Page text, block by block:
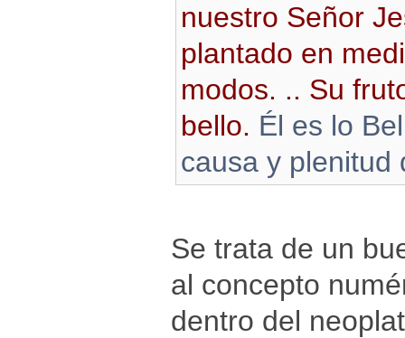
nuestro Señor
plantado en
modos. .. Su
bello. Él es lo
causa y plenitud
Se trata de un
al concepto
dentro del